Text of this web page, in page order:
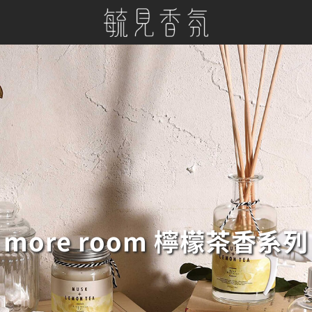
more room 檸檬茶香系列